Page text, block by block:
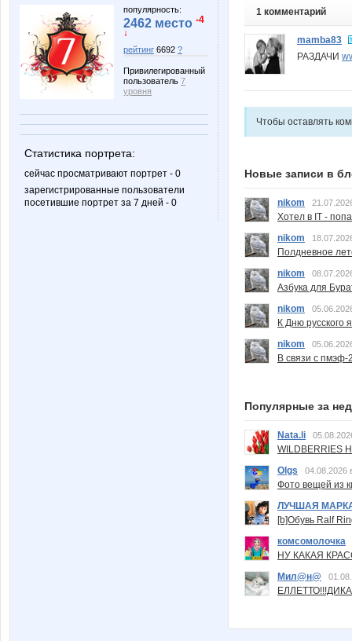
популярность:
2462 место -4
↓
рейтинг 6692 ?
Привилегированный
пользователь 7
уровня
Статистика портрета:
сейчас просматривают портрет - 0
зарегистрированные пользователи
посетившие портрет за 7 дней - 0
1 комментарий
mamba83
РАЗДАЧИ
Чтобы оставлять
Новые записи в
nikom
Хотел в IT -
nikom
Полдневное
nikom
Азбука для
nikom
К Дню русского
nikom
В связи с пмэф-
Популярные за
Nata.li
Olgs
04.08.2026
Фото вещей из
ЛУЧШАЯ
[b]Обувь Ralf
комсомолочка
НУ КАКАЯ
Мил@н@